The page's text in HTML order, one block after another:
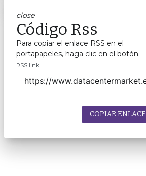
close
Código Rss
Para copiar el enlace RSS en el
portapapeles, haga clic en el botón.
RSS link
COPIAR ENLACE